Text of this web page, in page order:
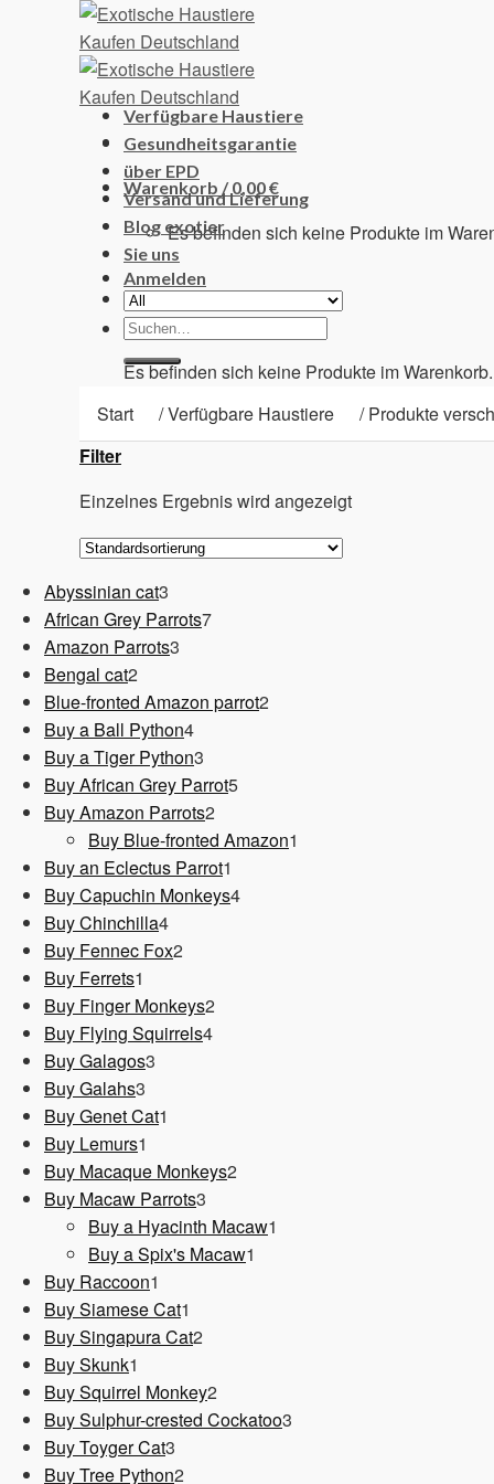
Warenkorb /0,00€
Es befinden sich keine Produkte im
Anmelden
Warenkorb
Es befinden sich keine Produkte im Warenkorb.
Verfügbare Haustiere
Gesundheitsgarantie
über EPD
Versand und Lieferung
Blog exotier
Sie uns
Suchen
nach:
Start /Verfügbare Haustiere /Produkte
Filter
Einzelnes Ergebnis wird angezeigt
Abyssinian cat3
Produkte
African Grey Parrots77
Amazon Parrots3
Bengal cat22
Produkte
Blue-fronted Amazon parrot22
Buy a Ball Python44
Produkte
Buy a Tiger Python3
Produkte
Buy African Grey Parrot55
Buy Amazon Parrots22
Produkte
Buy Blue-fronted Amazon1
Buy an Eclectus Parrot1
Produkt
Buy Capuchin Monkeys44
Buy Chinchilla44
Produkte
Buy Fennec Fox22
Buy Ferrets1
Produkt
Buy Finger Monkeys22
Buy Flying Squirrels44
Buy Galagos3
Buy Galahs3
Produkte
Buy Genet Cat1
Buy Lemurs1
Produkt
Buy Macaque Monkeys22
Buy Macaw Parrots3
Produkte
Buy a Hyacinth Macaw1
Buy a Spix's Macaw1
Buy Raccoon1
Produkt
Buy Siamese Cat1
Produkt
Buy Singapura Cat22
Buy Skunk1
Produkt
Buy Squirrel Monkey22
Produkte
Buy Sulphur-crested Cockatoo3
Buy Toyger Cat3
Produkte
Buy Tree Python22